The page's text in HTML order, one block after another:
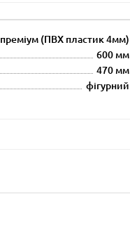
преміум (ПВХ пластик 4мм)
600 мм
470 мм
фігурний